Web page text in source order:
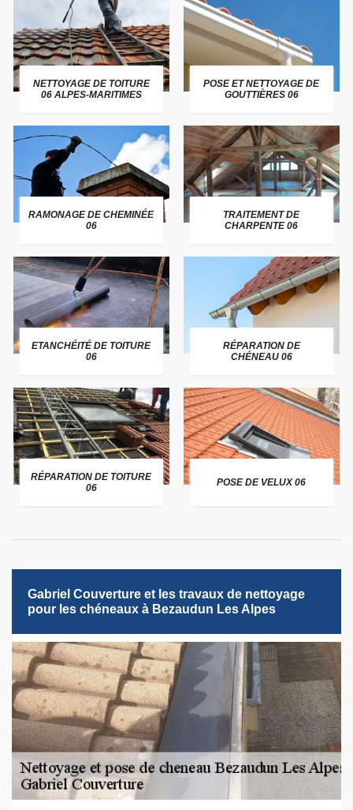
NETTOYAGE DE TOITURE
06 ALPES-MARITIMES
POSE ET NETTOYAGE DE
GOUTTIÈRES 06
RAMONAGE DE CHEMINÉE
06
TRAITEMENT DE
CHARPENTE 06
ETANCHÉITÉ DE TOITURE
06
RÉPARATION DE
CHÉNEAU 06
RÉPARATION DE TOITURE
06
POSE DE VELUX 06
Gabriel Couverture et les travaux de nettoyage
pour les chéneaux à Bezaudun Les Alpes